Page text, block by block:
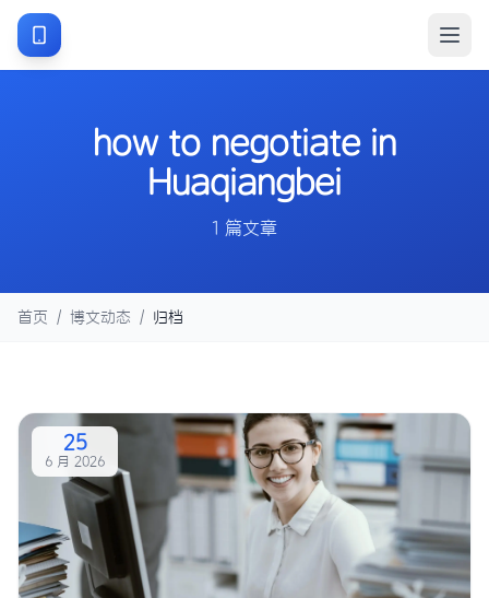
how to negotiate in
Huaqiangbei
1 篇文章
首页 / 博文动态 / 归档
25
6 月 2026